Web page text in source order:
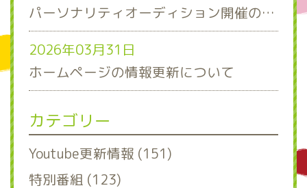
パーソナリティオーディション開催のお知らせ
2026年03月31日
ホームページの情報更新について
カテゴリー
Youtube更新情報 (151)
特別番組 (123)